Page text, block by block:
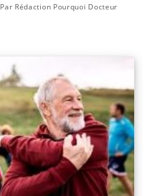
Par Rédaction Pourquoi Docteur